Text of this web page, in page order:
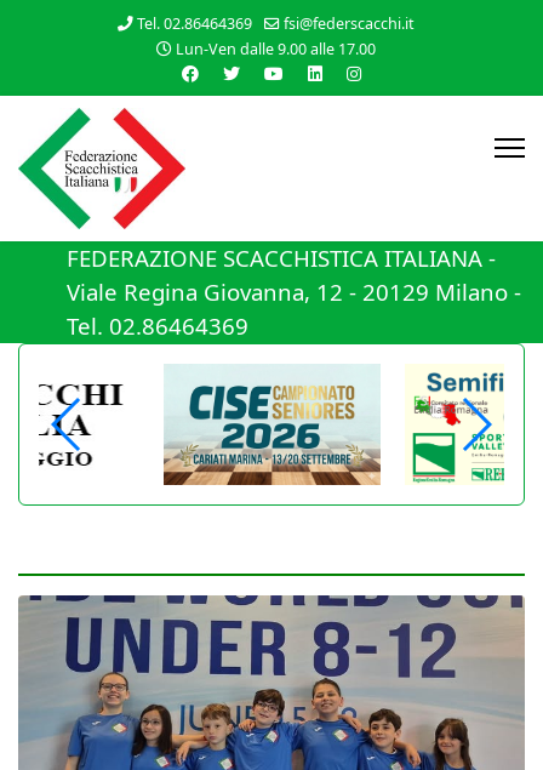
Tel. 02.86464369
fsi@federscacchi.it
Lun-Ven dalle 9.00 alle 17.00
FEDERAZIONE SCACCHISTICA ITALIANA -
Viale Regina Giovanna, 12 - 20129 Milano -
Tel. 02.86464369